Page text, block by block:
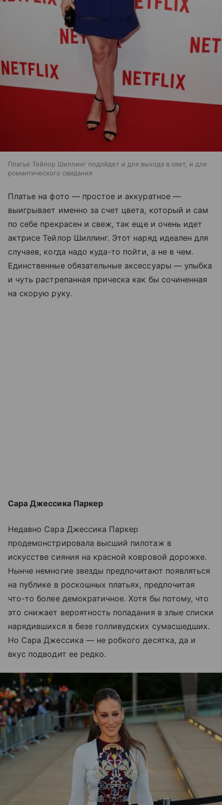
Платье Тейлор Шиллинг подойдет и для выхода в свет, и для
романтического свидания
Платье на фото — простое и аккуратное —
выигрывает именно за счет цвета, который и сам
по себе прекрасен и свеж, так еще и очень идет
актрисе Тейлор Шиллинг. Этот наряд идеален для
случаев, когда надо куда-то пойти, а не в чем.
Единственные обязательные аксессуары — улыбка
и чуть растрепанная прическа как бы сочиненная
на скорую руку.
Сара Джессика Паркер
Недавно Сара Джессика Паркер
продемонстрировала высший пилотаж в
искусстве сияния на красной ковровой дорожке.
Нынче немногие звезды предпочитают появляться
на публике в роскошных платьях, предпочитая
что-то более демократичное. Хотя бы потому, что
это снижает вероятность попадания в злые списки
нарядившихся в безе голливудских сумасшедших.
Но Сара Джессика — не робкого десятка, да и
вкус подводит ее редко.